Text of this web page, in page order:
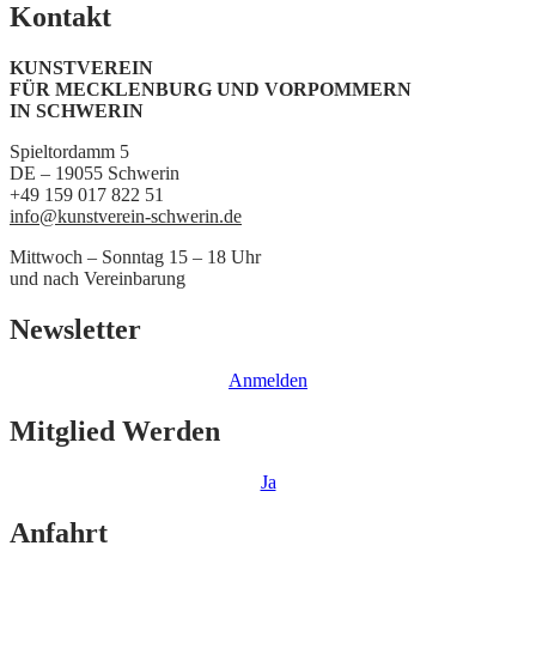
Kontakt
KUNSTVEREIN
FÜR MECKLENBURG UND VORPOMMERN
IN SCHWERIN
Spieltordamm 5
DE – 19055 Schwerin
+49 159 017 822 51
info@kunstverein-schwerin.de
Mittwoch – Sonntag 15 – 18 Uhr
und nach Vereinbarung
Newsletter
Anmelden
Mitglied Werden
Ja
Anfahrt